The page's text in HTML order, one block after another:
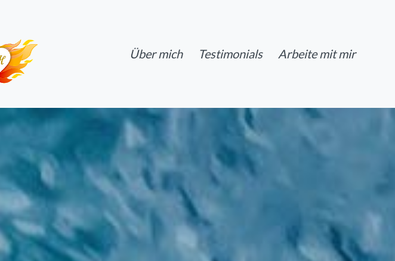
Über mich Testimonials Arbeite mit mir